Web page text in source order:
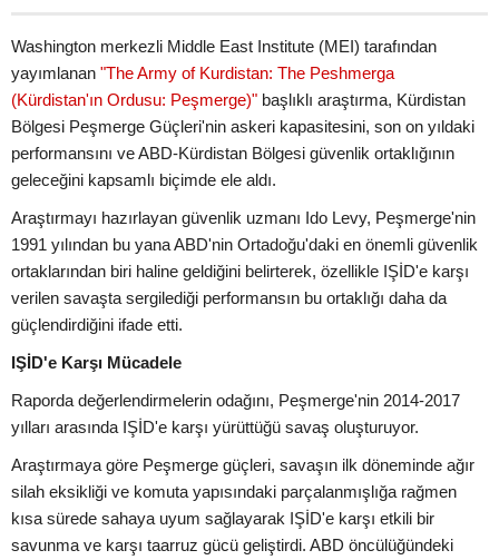
Washington merkezli Middle East Institute (MEI) tarafından
yayımlanan "The Army of Kurdistan: The Peshmerga
(Kürdistan'ın Ordusu: Peşmerge)" başlıklı araştırma, Kürdistan
Bölgesi Peşmerge Güçleri'nin askeri kapasitesini, son on yıldaki
performansını ve ABD-Kürdistan Bölgesi güvenlik ortaklığının
geleceğini kapsamlı biçimde ele aldı.
Araştırmayı hazırlayan güvenlik uzmanı Ido Levy, Peşmerge'nin
1991 yılından bu yana ABD'nin Ortadoğu'daki en önemli güvenlik
ortaklarından biri haline geldiğini belirterek, özellikle IŞİD'e karşı
verilen savaşta sergilediği performansın bu ortaklığı daha da
güçlendirdiğini ifade etti.
IŞİD'e Karşı Mücadele
Raporda değerlendirmelerin odağını, Peşmerge'nin 2014-2017
yılları arasında IŞİD'e karşı yürüttüğü savaş oluşturuyor.
Araştırmaya göre Peşmerge güçleri, savaşın ilk döneminde ağır
silah eksikliği ve komuta yapısındaki parçalanmışlığa rağmen
kısa sürede sahaya uyum sağlayarak IŞİD'e karşı etkili bir
savunma ve karşı taarruz gücü geliştirdi. ABD öncülüğündeki